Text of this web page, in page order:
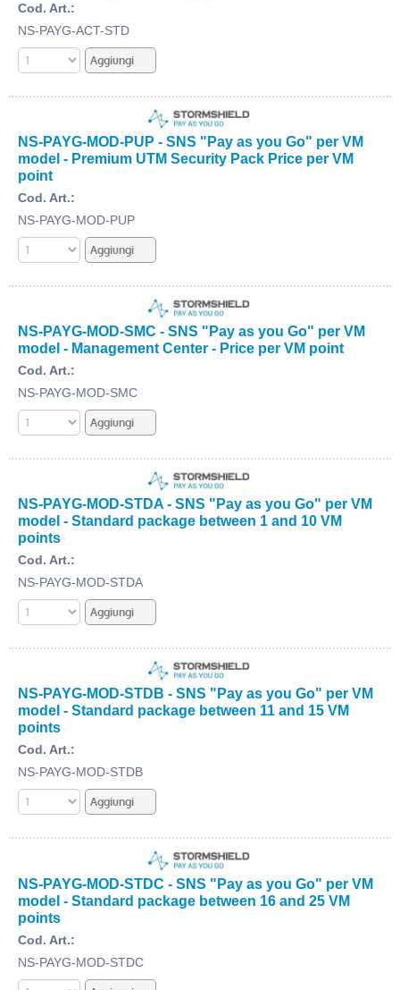
Cod. Art.:
NS-PAYG-ACT-STD
NS-PAYG-MOD-PUP - SNS "Pay as you Go" per VM
model - Premium UTM Security Pack Price per VM
point
Cod. Art.:
NS-PAYG-MOD-PUP
NS-PAYG-MOD-SMC - SNS "Pay as you Go" per VM
model - Management Center - Price per VM point
Cod. Art.:
NS-PAYG-MOD-SMC
NS-PAYG-MOD-STDA - SNS "Pay as you Go" per VM
model - Standard package between 1 and 10 VM
points
Cod. Art.:
NS-PAYG-MOD-STDA
NS-PAYG-MOD-STDB - SNS "Pay as you Go" per VM
model - Standard package between 11 and 15 VM
points
Cod. Art.:
NS-PAYG-MOD-STDB
NS-PAYG-MOD-STDC - SNS "Pay as you Go" per VM
model - Standard package between 16 and 25 VM
points
Cod. Art.:
NS-PAYG-MOD-STDC